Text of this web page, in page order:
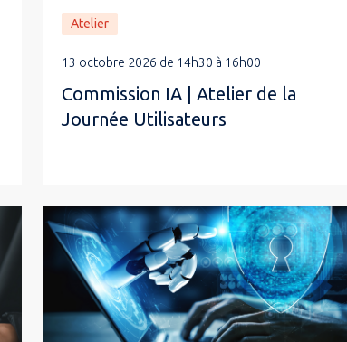
Atelier
13 octobre 2026 de 14h30 à 16h00
Commission IA | Atelier de la
Journée Utilisateurs